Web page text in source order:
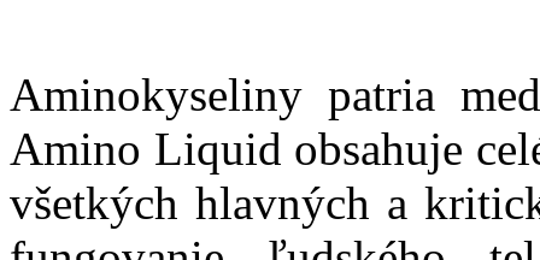
Aminokyseliny patria
Amino Liquid obsahuje
všetkých hlavných a